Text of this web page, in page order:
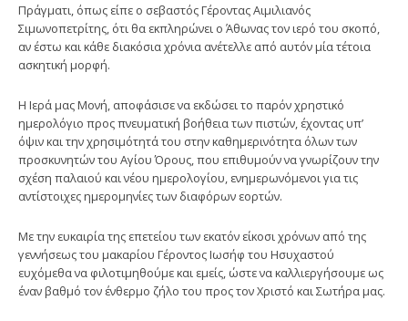
Πράγματι, όπως είπε ο σεβαστός Γέροντας Αιμιλιανός
Σιμωνοπετρίτης, ότι θα εκπληρώνει ο Άθωνας τον ιερό του σκοπό,
αν έστω και κάθε διακόσια χρόνια ανέτελλε από αυτόν μία τέτοια
ασκητική μορφή.
Η Ιερά μας Μονή, αποφάσισε να εκδώσει το παρόν χρηστικό
ημερολόγιο προς πνευματική βοήθεια των πιστών, έχοντας υπ’
όψιν και την χρησιμότητά του στην καθημερινότητα όλων των
προσκυνητών του Αγίου Όρους, που επιθυμούν να γνωρίζουν την
σχέση παλαιού και νέου ημερολογίου, ενημερωνόμενοι για τις
αντίστοιχες ημερομηνίες των διαφόρων εορτών.
Με την ευκαιρία της επετείου των εκατόν είκοσι χρόνων από της
γεννήσεως του μακαρίου Γέροντος Ιωσήφ του Ησυχαστού
ευχόμεθα να φιλοτιμηθούμε και εμείς, ώστε να καλλιεργήσουμε ως
έναν βαθμό τον ένθερμο ζήλο του προς τον Χριστό και Σωτήρα μας.